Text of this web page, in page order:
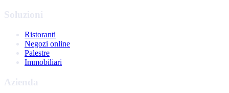
Soluzioni
Ristoranti
Negozi online
Palestre
Immobiliari
Azienda